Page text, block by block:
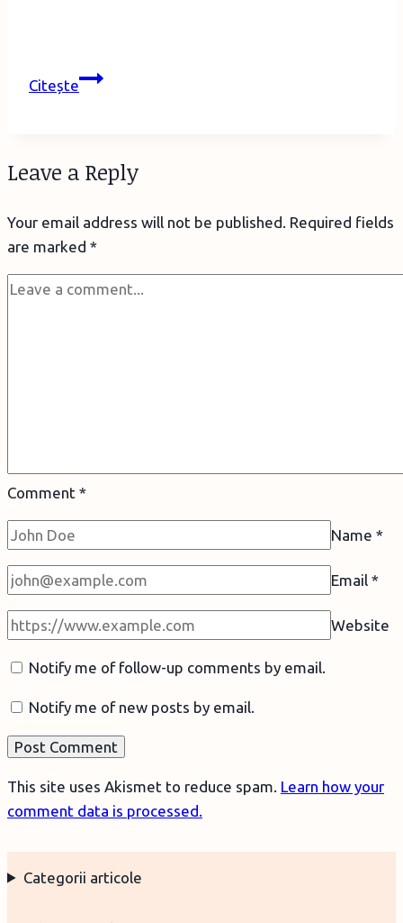
CiteșteHai
muzeu
Muzeul
de
Științe
Brașov
Leave a Reply
Your email address will not be published. Required fields
are marked *
Comment *
Name *
Email *
Website
Notify me of follow-up comments by email.
Notify me of new posts by email.
This site uses Akismet to reduce spam. Learn how your
comment data is processed.
Categorii articole